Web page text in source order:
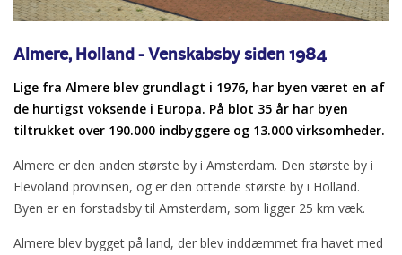
Almere, Holland - Venskabsby siden 1984
Lige fra Almere blev grundlagt i 1976, har byen været en af
de hurtigst voksende i Europa. På blot 35 år har byen
tiltrukket over 190.000 indbyggere og 13.000 virksomheder.
Almere er den anden største by i Amsterdam. Den største by i
Flevoland provinsen, og er den ottende største by i Holland.
Byen er en forstadsby til Amsterdam, som ligger 25 km væk.
Almere blev bygget på land, der blev inddæmmet fra havet med